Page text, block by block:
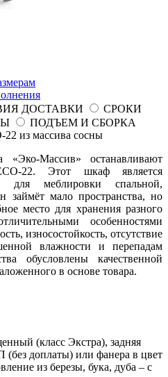
ДОСТАВКИ
СРОКИ
ПОДЪЕМ И СБОРКА
из массива сосны
Массив» останавливают
22. Этот шкаф является
для меблировки спальной,
мало пространства, но
место для хранения разного
особенностями
износостойкость, отсутствие
влажности и перепадам
обусловлены качественной
в основе товара.
(класс Экстра), задняя
доплаты) или фанера в цвет
из березы, бука, дуба – с